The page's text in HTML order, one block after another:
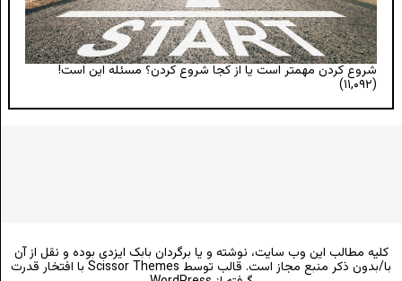
شروع کردن مهمتر است یا از کجا شروع کردن؟ مسئله این است!
(۱۱,۰۹۲)
کلیه مطالب این وب سایت، نوشته و یا برگردان بابک ایزدی بوده و نقل از آن
با/بدون ذکر منبع مجاز است. قالب توسط Scissor Themes با افتخار قدرت